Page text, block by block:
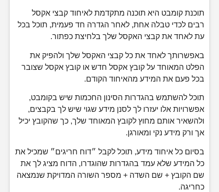
תוכנת קומבט היא תוכנה מתקדמת לאיחוד קבצי אקסל
רבים לכדי טבלה אחת,לאחר הגדרה חד פעמית, תוכל בכל
עתלאחדאת קבצי האקסל שלך בלחיצת כפתור.
באפשרותך לאחד את כל קבצי האקסל שלך ולהפיק את
הפלט המאוחד על קובץ אקסל חדש או קובץ אקסל שצובר
בכל פעם את המידע מהאיחוד הקודם.
תוכל להשתמש בהגדרות הסינון החכמות שיש בקומבט,
אפשרויות אלו יעזרו לך לסנן מידע שגוי שיש לך בקבצים,
ולהשאיר אותם מחוץ לקובץ המאוחד שלך, כך שהקובץ יכיל
אך ורק מידע נקי ומאורגן.
בסיום כל איחוד מידע, תוכל לקבל ״דוח חריגים״ שמכיל את
כל המידע שלא עמד בהגדרות שהוגדרו, הדוח מציג לך את
שם הקובץ + שם השדה + מספר השורה המדויקת שנמצאה
כחריגה.